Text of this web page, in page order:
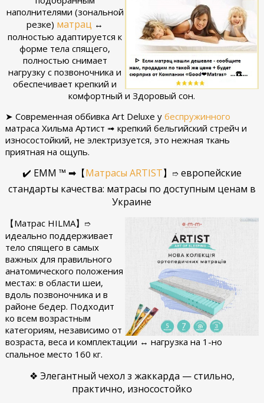
наполнителями (зональной
резке) матрац ↔
полностью адаптируется к
форме тела спящего,
полностью снимает
нагрузку с позвоночника и
обеспечивает крепкий и
комфортный и Здоровый сон.
➤ Современная оббивка Art Deluxe у беспружинного
матраса Хильма Артист ➟ крепкий бельгийский стрейч и
износостойкий, не электризуется, это нежная ткань
приятная на ощупь.
✔️ ЕММ ™ ➡【Матрасы ARTIST】 ➱европейские
стандарты качества: матрасы по доступным ценам в
Украине
【Матрас HILMA】 ➱
идеально поддерживает
тело спящего в самых
важных для правильного
анатомического положения
местах: в области шеи,
вдоль позвоночника и в
районе бедер. Подходит
ко всем возрастным
категориям, независимо от
возраста, веса и комплектации ↔ нагрузка на 1-но
спальное место 160 кг.
❖ Элегантный чехол з жаккарда — стильно,
практично, износостойко